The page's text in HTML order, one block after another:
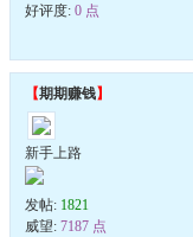
好评度: 0 点
【期期赚钱】
新手上路
发帖: 1821
威望: 7187 点